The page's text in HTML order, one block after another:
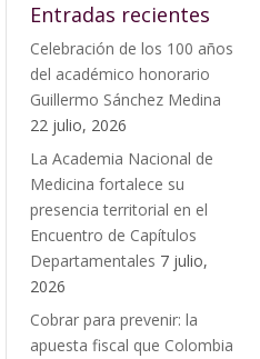
Entradas recientes
Celebración de los 100 años
del académico honorario
Guillermo Sánchez Medina
22 julio, 2026
La Academia Nacional de
Medicina fortalece su
presencia territorial en el
Encuentro de Capítulos
Departamentales 7 julio,
2026
Cobrar para prevenir: la
apuesta fiscal que Colombia